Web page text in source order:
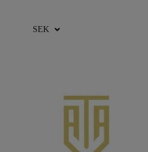
SEK